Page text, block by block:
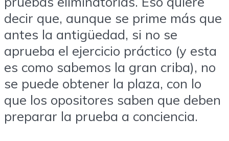
decir que, aunque se prime más que
antes la antigüedad, si no se
aprueba el ejercicio práctico (y esta
es como sabemos la gran criba), no
se puede obtener la plaza, con lo
que los opositores saben que deben
preparar la prueba a conciencia.